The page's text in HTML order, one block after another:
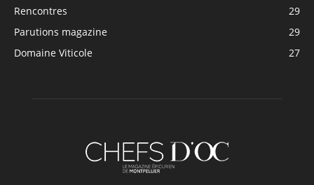
Rencontres
29
Parutions magazine
29
Domaine Viticole
27